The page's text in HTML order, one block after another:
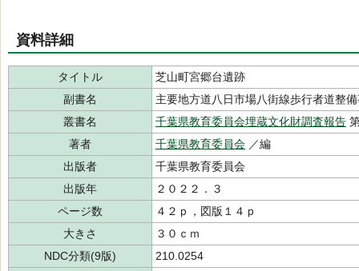
資料詳細
タイトル
芝山町宮郷台遺跡
副書名
主要地方道八日市場八街線歩行者道整
叢書名
千葉県教育委員会埋蔵文化財調査報告
著者
千葉県教育委員会 ／編
出版者
千葉県教育委員会
出版年
２０２２．３
ページ数
４２ｐ，図版１４ｐ
大きさ
３０ｃｍ
NDC分類(9版)
210.0254